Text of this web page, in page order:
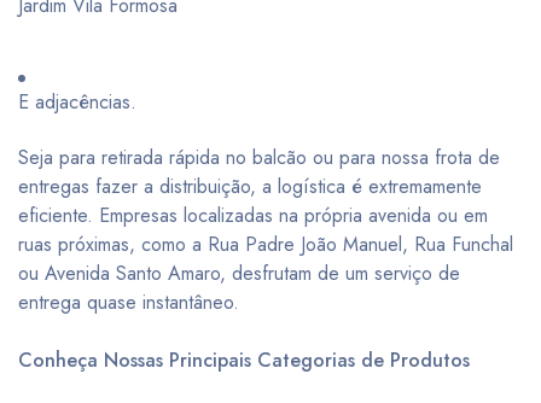
E adjacências.
Seja para retirada rápida no balcão ou para nossa frota de
entregas fazer a distribuição, a logística é extremamente
eficiente. Empresas localizadas na própria avenida ou em
ruas próximas, como a Rua Padre João Manuel, Rua Funchal
ou Avenida Santo Amaro, desfrutam de um serviço de
entrega quase instantâneo.
Conheça Nossas Principais Categorias de Produtos